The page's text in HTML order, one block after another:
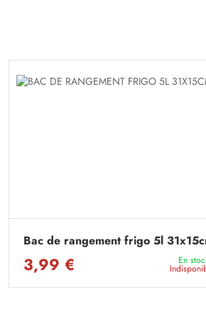
Bac de rangement frigo 5l
3,99 € En